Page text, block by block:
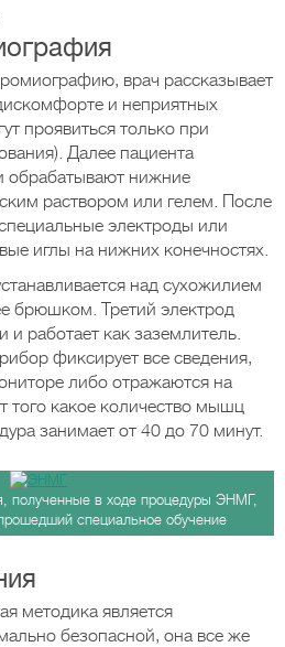
врач рассказывает
и неприятных
проявиться только при
Далее пациента
обрабатывают нижние
раствором или гелем. После
электроды или
иглы на нижних конечностях.
над сухожилием
брюшком. Третий электрод
работает как заземлитель.
фиксирует все сведения,
либо отражаются на
того какое количество мышц
занимает от 40 до 70 минут.
полученные в ходе процедуры ЭНМГ,
специальное обучение
методика является
безопасной, она все же